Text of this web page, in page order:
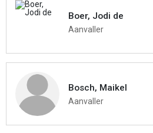
Boer, Jodi de
Aanvaller
Bosch, Maikel
Aanvaller